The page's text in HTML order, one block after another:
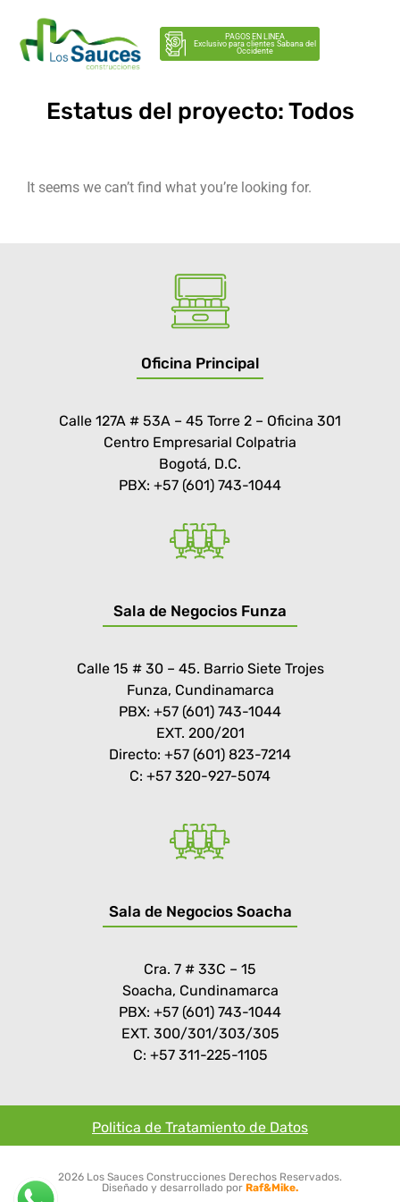
PAGOS EN LINEA
Exclusivo para clientes Sabana del
Occidente
Estatus del proyecto: Todos
It seems we can’t find what you’re looking for.
Oficina Principal
Calle 127A # 53A – 45 Torre 2 – Oficina 301
Centro Empresarial Colpatria
Bogotá, D.C.
PBX: +57 (601) 743-1044
Sala de Negocios Funza
Calle 15 # 30 – 45. Barrio Siete Trojes
Funza, Cundinamarca
PBX: +57 (601) 743-1044
EXT. 200/201
Directo: +57 (601) 823-7214
C: +57 320-927-5074
Sala de Negocios Soacha
Cra. 7 # 33C – 15
Soacha, Cundinamarca
PBX: +57 (601) 743-1044
EXT. 300/301/303/305
C: +57 311-225-1105
Politica de Tratamiento de Datos
2026 Los Sauces Construcciones Derechos Reservados.
Diseñado y desarrollado por Raf&Mike.